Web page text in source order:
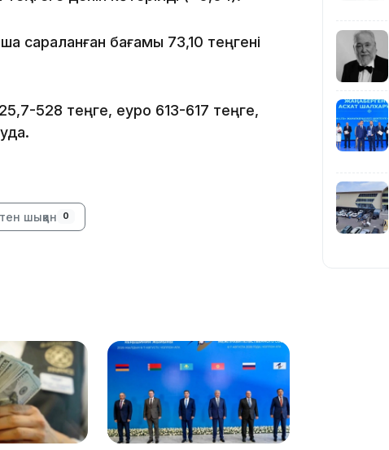
сараланған бағамы 73,10 теңгені
528 теңге, еуро 613-617 теңге,
шыққан 0
18:45